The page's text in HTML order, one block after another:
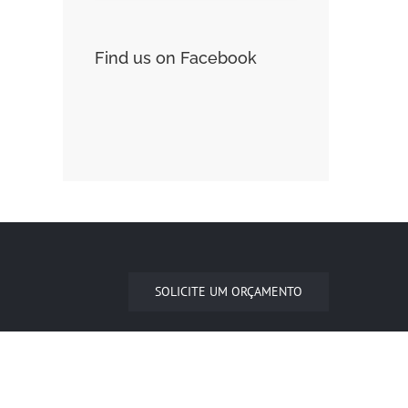
Find us on Facebook
SOLICITE UM ORÇAMENTO